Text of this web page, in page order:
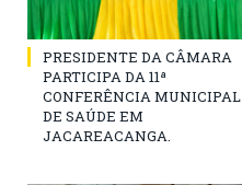
PRESIDENTE DA CÂMARA
PARTICIPA DA 11ª
CONFERÊNCIA MUNICIPAL
DE SAÚDE EM
JACAREACANGA.